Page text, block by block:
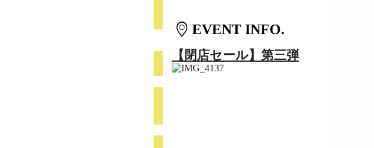
EVENT INFO.
【閉店セール】第三弾